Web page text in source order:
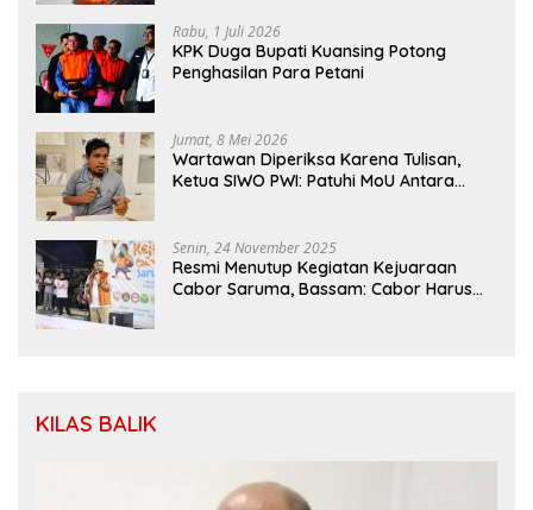
Rabu, 1 Juli 2026
KPK Duga Bupati Kuansing Potong
Penghasilan Para Petani
Jumat, 8 Mei 2026
Wartawan Diperiksa Karena Tulisan,
Ketua SIWO PWI: Patuhi MoU Antara
Senin, 24 November 2025
Resmi Menutup Kegiatan Kejuaraan
Cabor Saruma, Bassam: Cabor Harus
KILAS BALIK